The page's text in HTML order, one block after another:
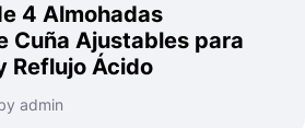
4 Almohadas
Cuña Ajustables para
Reflujo Ácido
admin